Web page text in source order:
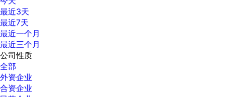
最近3天
最近7天
最近一个月
最近三个月
公司性质
全部
外资企业
合资企业